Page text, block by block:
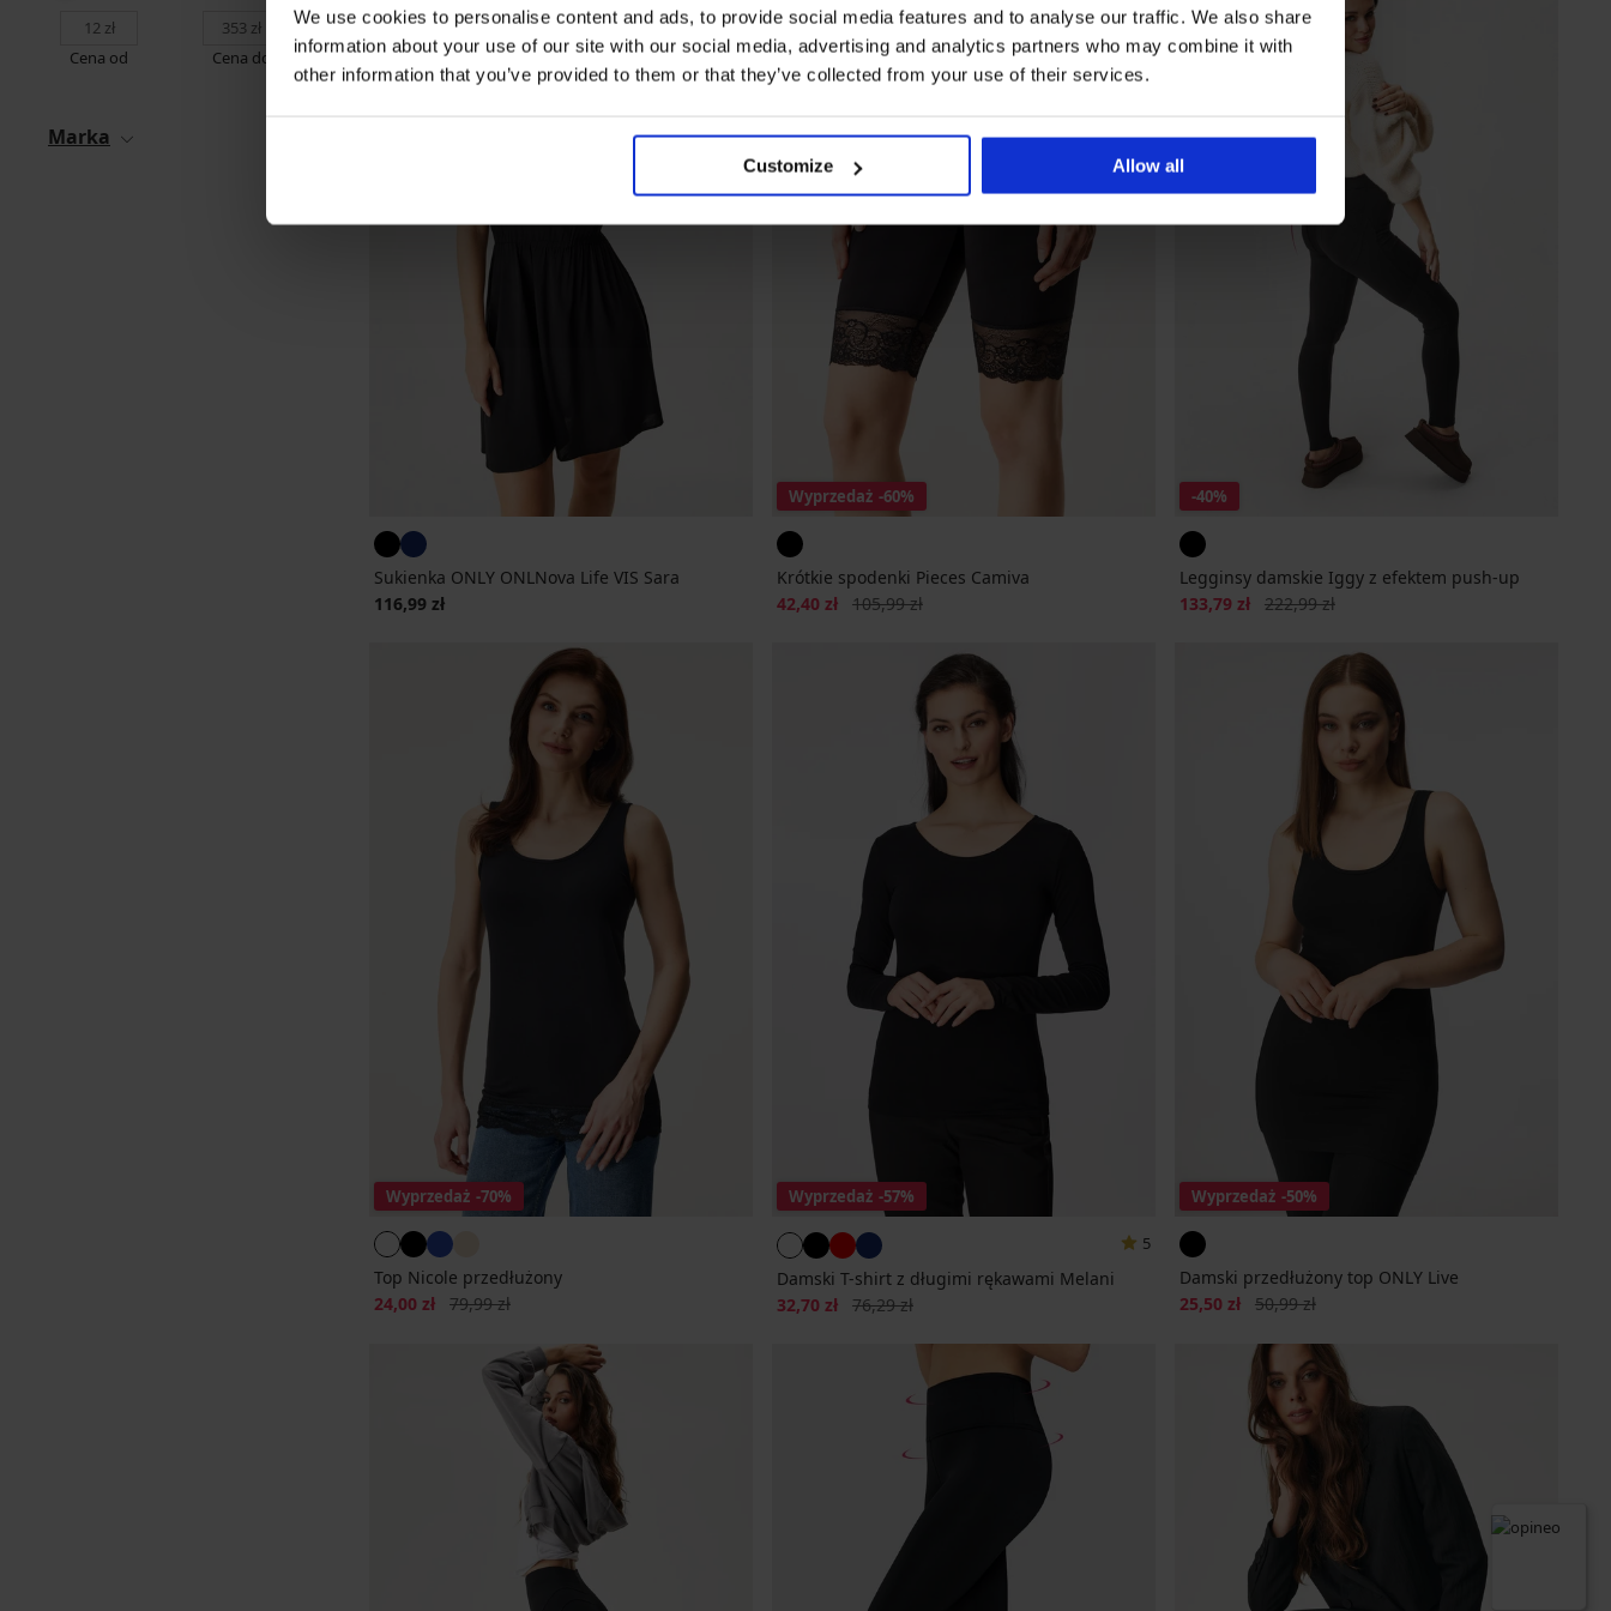
We use cookies to personalise content and ads, to provide social media features and to analyse our traffic. We also share
information about your use of our site with our social media, advertising and analytics partners who may combine it with
other information that you’ve provided to them or that they’ve collected from your use of their services.
Customize Allow all
Cena od Cena do
Marka
Sukienka ONLY ONLNova Life VIS Sara
116,99 zł
Wyprzedaż -60%
Krótkie spodenki Pieces Camiva
Zniżka
42,40 zł Pierwotna cena
105,99 zł
-40%
Legginsy damskie Iggy z efektem push-up
Zniżka
133,79 zł Pierwotna cena
222,99 zł
Wyprzedaż -70%
Top Nicole przedłużony
Zniżka
24,00 zł Pierwotna cena
79,99 zł
Wyprzedaż -57%
5
Damski T-shirt z długimi rękawami Melani
Zniżka
32,70 zł Pierwotna cena
76,29 zł
Wyprzedaż -50%
Damski przedłużony top ONLY Live
Zniżka
25,50 zł Pierwotna cena
50,99 zł